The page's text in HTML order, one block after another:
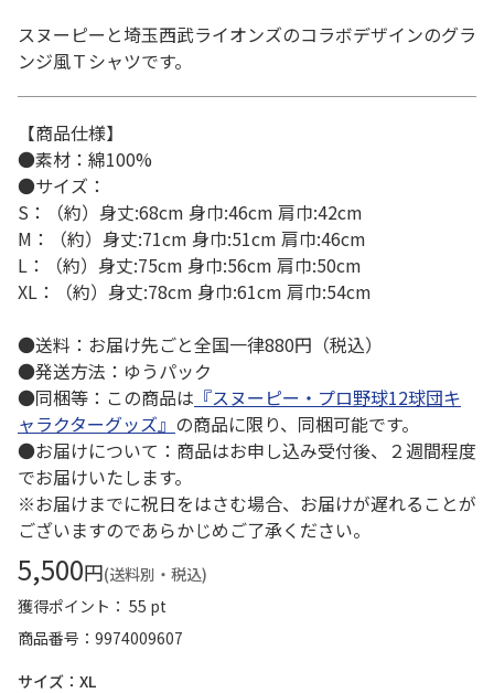
スヌーピーと埼玉西武ライオンズのコラボデザインのグラ
ンジ風Ｔシャツです。
【商品仕様】
●素材：綿100%
●サイズ：
S：（約）身丈:68cm 身巾:46cm 肩巾:42cm
M：（約）身丈:71cm 身巾:51cm 肩巾:46cm
L：（約）身丈:75cm 身巾:56cm 肩巾:50cm
XL：（約）身丈:78cm 身巾:61cm 肩巾:54cm
●送料：お届け先ごと全国一律880円（税込）
●発送方法：ゆうパック
●同梱等：この商品は 『スヌーピー・プロ野球12球団キ
ャラクターグッズ』 の商品に限り、同梱可能です。
●お届けについて：商品はお申し込み受付後、２週間程度
でお届けいたします。
※お届けまでに祝日をはさむ場合、お届けが遅れることが
ございますのであらかじめご了承ください。
5,500円(送料別・税込)
獲得ポイント： 55 pt
商品番号
9974009607
サイズ：XL